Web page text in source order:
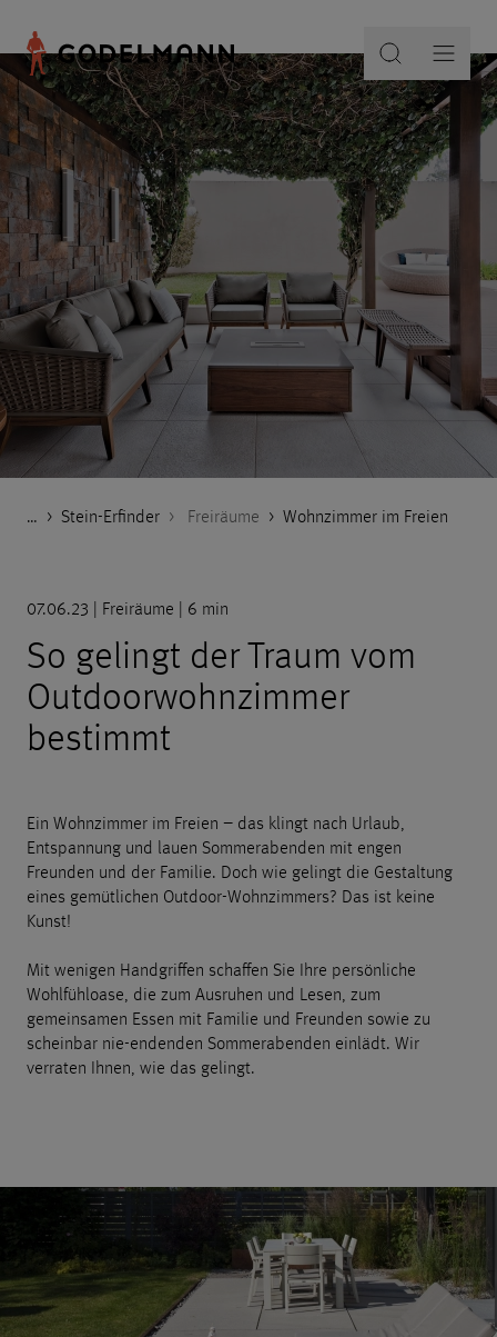
… Godelmann.de
> Stein-Erfinder > Freiräume > Wohnzimmer im Freien
07.06.23 | Freiräume | 6 min
So gelingt der Traum vom
Outdoorwohnzimmer
bestimmt
Ein Wohnzimmer im Freien – das klingt nach Urlaub,
Entspannung und lauen Sommerabenden mit engen
Freunden und der Familie. Doch wie gelingt die Gestaltung
eines gemütlichen Outdoor-Wohnzimmers? Das ist keine
Kunst!
Mit wenigen Handgriffen schaffen Sie Ihre persönliche
Wohlfühloase, die zum Ausruhen und Lesen, zum
gemeinsamen Essen mit Familie und Freunden sowie zu
scheinbar nie-endenden Sommerabenden einlädt. Wir
verraten Ihnen, wie das gelingt.